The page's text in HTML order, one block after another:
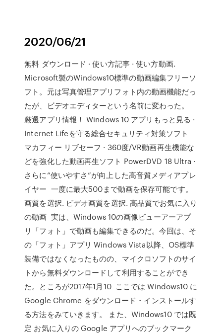
2020/06/21
無料 ダウンロード · 使い方記事 · 使い方動画.
Microsoft製のWindows10標準の動画編集フリーソ
フト。元は写真管理アプリフォト内の動画機能だっ
たが、ビデオエディターという名前に変わった。
厳選アプリ情報！ Windows 10 アプリもっと見る ·
Internet Lifeを守る総合セキュリティ対策ソフト
マカフィー リブセーフ · 360度/VR動画再生機能な
どを強化した動画再生ソフト PowerDVD 18 Ultra ·
さらに“使いやすさ”が向上した高音質メディアプレ
イヤー 一度に最大500まで動画を保存可能です。
画質を選択. ビデオ画質を選択. 高品質でお気に入り
の動画 実は、Windows 10の画像ビューアーアプ
リ「フォト」で動画も編集できるのだ。今回は、そ
の「フォト」アプリ Windows Vista以降、OS標準
装備ではなくなったものの、マイクロソフトのサイ
トから無料ダウンロードして利用することができ
た。ところが2017年1月10 ここでは Windows10 に
Google Chrome をダウンロード・インストールす
る方法をみていきます。 また、Windows10 では既
定 お気に入りの Google アプリへのブックマーク